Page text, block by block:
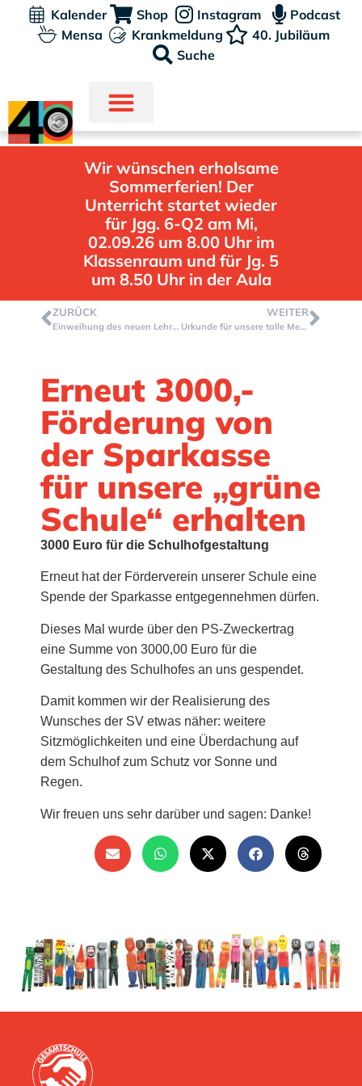
Kalender Shop Instagram
Podcast
Mensa
Krankmeldung
40. Jubiläum
Suche
Wir wünschen erholsame
Sommerferien! Der
Unterricht startet wieder
für Jgg. 6-Q2 am Mi,
02.09.26 um 8.00 Uhr im
Klassenraum und für Jg. 5
um 8.50 Uhr in der Aula
ZURÜCK
Einweihung des neuen Lehrerzimmers mit toller Party
WEITER
Urkunde für unsere tolle Mensa erhalten!
Erneut 3000,-
Förderung von
der Sparkasse
für unsere „grüne
Schule“ erhalten
3000 Euro für die Schulhofgestaltung
Erneut hat der Förderverein unserer Schule eine
Spende der Sparkasse entgegennehmen dürfen.
Dieses Mal wurde über den PS-Zweckertrag
eine Summe von 3000,00 Euro für die
Gestaltung des Schulhofes an uns gespendet.
Damit kommen wir der Realisierung des
Wunsches der SV etwas näher: weitere
Sitzmöglichkeiten und eine Überdachung auf
dem Schulhof zum Schutz vor Sonne und
Regen.
Wir freuen uns sehr darüber und sagen: Danke!